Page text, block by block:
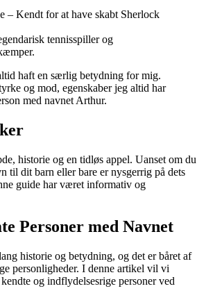
– Kendt for at have skabt Sherlock
tennisspiller og
haft en særlig betydning for mig.
og mod, egenskaber jeg altid har
med navnet Arthur.
historie og en tidløs appel. Uanset om du
til dit barn eller bare er nysgerrig på dets
guide har været informativ og
Personer med Navnet
historie og betydning, og det er båret af
personligheder. I denne artikel vil vi
og indflydelsesrige personer ved